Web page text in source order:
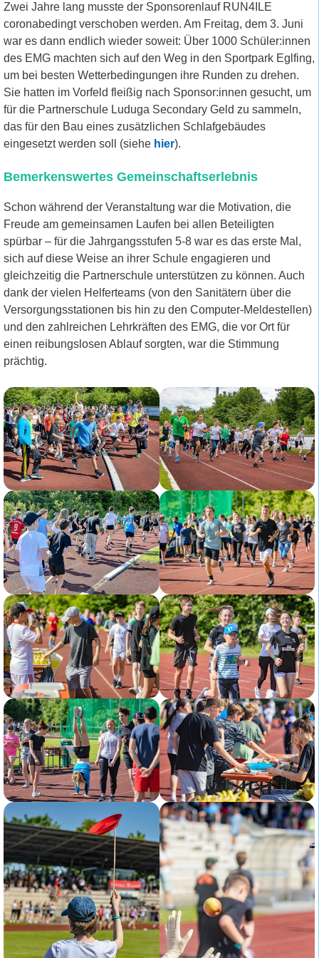
Zwei Jahre lang musste der Sponsorenlauf RUN4ILE
coronabedingt verschoben werden. Am Freitag, dem 3. Juni
war es dann endlich wieder soweit: Über 1000 Schüler:innen
des EMG machten sich auf den Weg in den Sportpark Eglfing,
um bei besten Wetterbedingungen ihre Runden zu drehen.
Sie hatten im Vorfeld fleißig nach Sponsor:innen gesucht, um
für die Partnerschule Luduga Secondary Geld zu sammeln,
das für den Bau eines zusätzlichen Schlafgebäudes
eingesetzt werden soll (siehe hier).
Bemerkenswertes Gemeinschaftserlebnis
Schon während der Veranstaltung war die Motivation, die
Freude am gemeinsamen Laufen bei allen Beteiligten
spürbar – für die Jahrgangsstufen 5-8 war es das erste Mal,
sich auf diese Weise an ihrer Schule engagieren und
gleichzeitig die Partnerschule unterstützen zu können. Auch
dank der vielen Helferteams (von den Sanitätern über die
Versorgungsstationen bis hin zu den Computer-Meldestellen)
und den zahlreichen Lehrkräften des EMG, die vor Ort für
einen reibungslosen Ablauf sorgten, war die Stimmung
prächtig.